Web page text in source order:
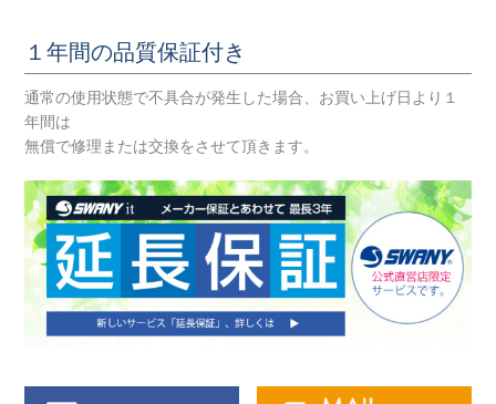
１年間の品質保証付き
通常の使用状態で不具合が発生した場合、お買い上げ日より１
年間は
無償で修理または交換をさせて頂きます。